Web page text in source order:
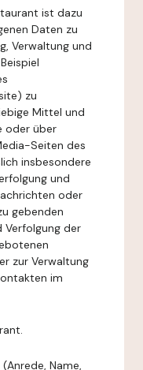
ist dazu
Daten zu
Verwaltung und
zu
Mittel und
oder über
Seiten des
insbesondere
und
oder
gebenden
Verfolgung der
zur Verwaltung
im
Name,